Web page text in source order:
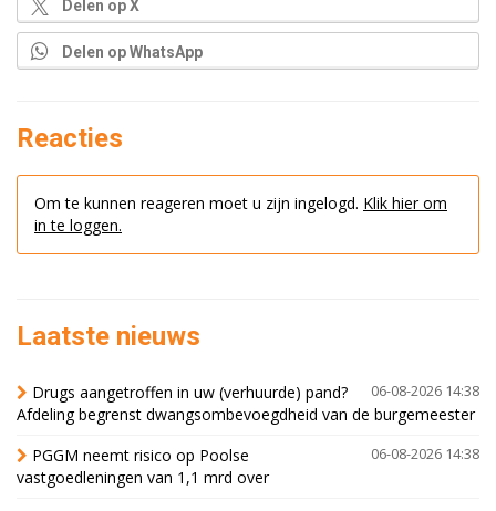
Delen op X
Delen op WhatsApp
Reacties
Om te kunnen reageren moet u zijn ingelogd. Klik hier om
in te loggen.
Laatste nieuws
06-08-2026 14:38
Drugs aangetroffen in uw (verhuurde) pand?
Afdeling begrenst dwangsombevoegdheid van de burgemeester
06-08-2026 14:38
PGGM neemt risico op Poolse
vastgoedleningen van 1,1 mrd over